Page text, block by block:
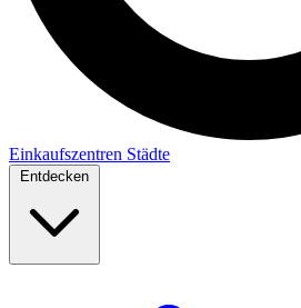
Einkaufszentren Städte
Entdecken